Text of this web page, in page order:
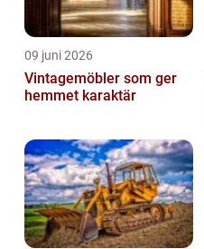
09 juni 2026
Vintagemöbler som ger
hemmet karaktär